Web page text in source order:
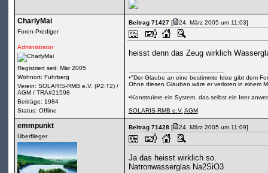
CharlyMai
Foren-Prediger
Administrator
Registriert seit: Mär 2005
Wohnort: Fuhrberg
Verein: SOLARIS-RMB e.V. (P2;T2) /
AGM / TRA#21598
Beiträge: 1984
Status: Offline
Beitrag 71427[ 24. März 2005 um 11:03]
heisst denn das Zeug wirklich
•"Der Glaube an eine bestimmte Idee gibt dem
Ohne diesen Glauben wäre er verloren in einem
•Konstruiere ein System, das selbst ein Irrer
SOLARIS-RMB e.V. AGM
emmpunkt
Überflieger
Beitrag 71428[ 24. März 2005 um 11:09]
Ja das heisst wirklich so.
Natronwasserglas Na2SiO3